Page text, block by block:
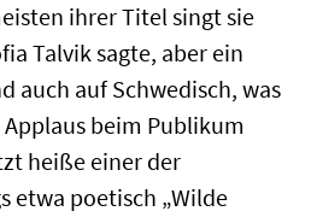
ihrer Titel singt sie
Talvik sagte, aber ein
auch auf Schwedisch, was
beim Publikum
heiße einer der
etwa poetisch „Wilde